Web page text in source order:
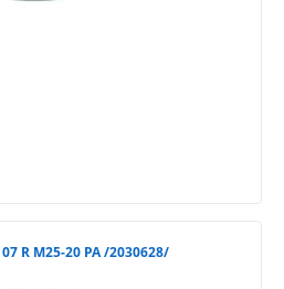
redukce OBO 107 R M25-20 PA /2030628/